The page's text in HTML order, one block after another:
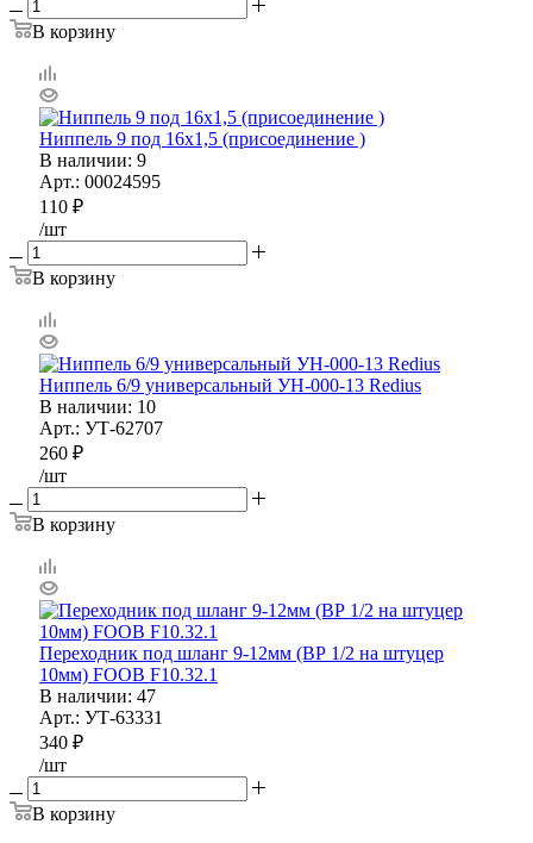
В корзину
Ниппель 9 под 16х1,5 (присоединение )
В наличии: 9
Арт.: 00024595
110 ₽
/шт
В корзину
Ниппель 6/9 универсальный УН-000-13 Redius
В наличии: 10
Арт.: УТ-62707
260 ₽
/шт
В корзину
Переходник под шланг 9-12мм (ВР 1/2 на штуцер
10мм) FOOB F10.32.1
В наличии: 47
Арт.: УТ-63331
340 ₽
/шт
В корзину